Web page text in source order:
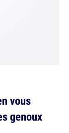
vous
genoux